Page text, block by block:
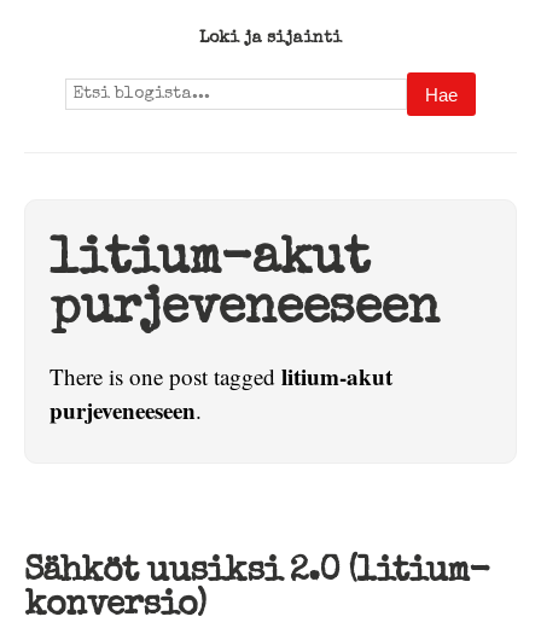
Loki ja sijainti
Search
for:
litium-akut
purjeveneeseen
There is one post tagged litium-akut
purjeveneeseen.
Sähköt uusiksi 2.0 (litium-
konversio)